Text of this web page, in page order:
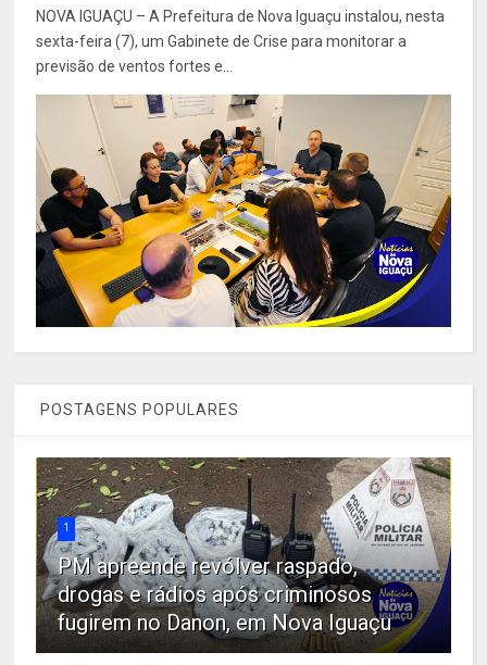
NOVA IGUAÇU – A Prefeitura de Nova Iguaçu instalou, nesta
sexta-feira (7), um Gabinete de Crise para monitorar a
previsão de ventos fortes e...
POSTAGENS POPULARES
1
PM apreende revólver raspado,
drogas e rádios após criminosos
fugirem no Danon, em Nova Iguaçu